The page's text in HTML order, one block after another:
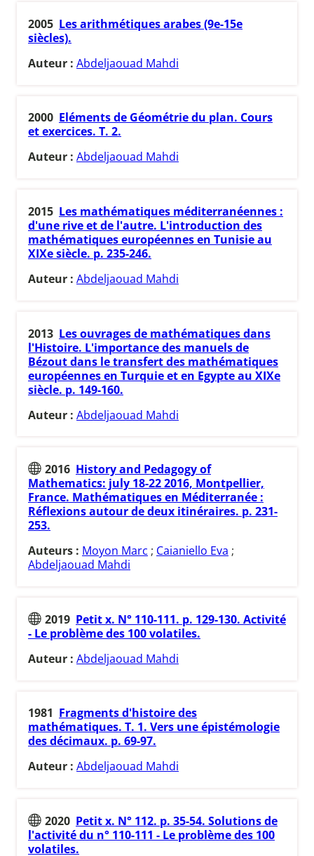
2005 Les arithmétiques arabes (9e-15e
siècles).
Auteur : Abdeljaouad Mahdi
2000 Eléments de Géométrie du plan. Cours
et exercices. T. 2.
Auteur : Abdeljaouad Mahdi
2015 Les mathématiques méditerranéennes :
d'une rive et de l'autre. L'introduction des
mathématiques européennes en Tunisie au
XIXe siècle. p. 235-246.
Auteur : Abdeljaouad Mahdi
2013 Les ouvrages de mathématiques dans
l'Histoire. L'importance des manuels de
Bézout dans le transfert des mathématiques
européennes en Turquie et en Egypte au XIXe
siècle. p. 149-160.
Auteur : Abdeljaouad Mahdi
2016 History and Pedagogy of
Mathematics: july 18-22 2016, Montpellier,
France. Mathématiques en Méditerranée :
Réflexions autour de deux itinéraires. p. 231-
253.
Auteurs : Moyon Marc ; Caianiello Eva ;
Abdeljaouad Mahdi
2019 Petit x. N° 110-111. p. 129-130. Activité
- Le problème des 100 volatiles.
Auteur : Abdeljaouad Mahdi
1981 Fragments d'histoire des
mathématiques. T. 1. Vers une épistémologie
des décimaux. p. 69-97.
Auteur : Abdeljaouad Mahdi
2020 Petit x. N° 112. p. 35-54. Solutions de
l'activité du n° 110-111 - Le problème des 100
volatiles.